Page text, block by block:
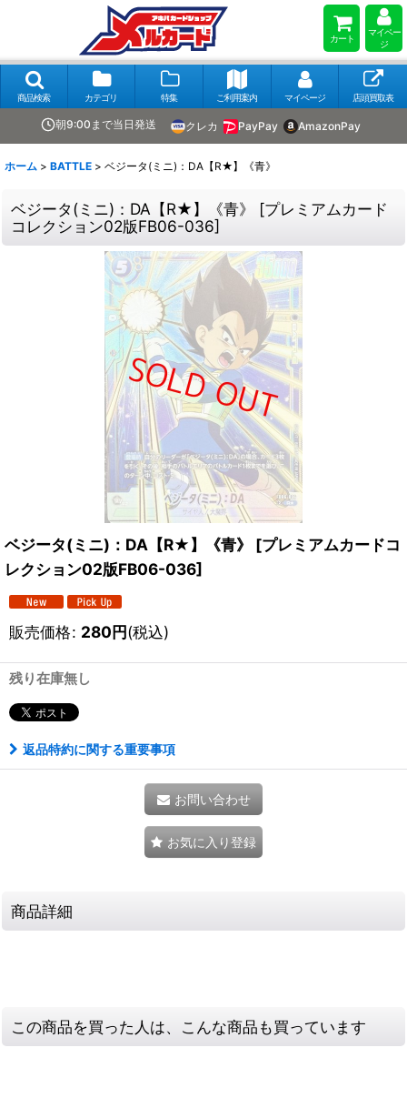
カート
マイペー
ジ
商品検索 カテゴリ 特集 ご利用案内 マイページ 店頭買取表
朝9:00まで当日発送 クレカ PayPay AmazonPay
ホーム > BATTLE > ベジータ(ミニ)：DA【R★】《青》
ベジータ(ミニ)：DA【R★】《青》 [プレミアムカード
コレクション02版FB06-036]
ベジータ(ミニ)：DA【R★】《青》 [プレミアムカードコ
レクション02版FB06-036]
販売価格: 280円(税込)
残り在庫無し
返品特約に関する重要事項
お問い合わせ
お気に入り登録
商品詳細
この商品を買った人は、こんな商品も買っています